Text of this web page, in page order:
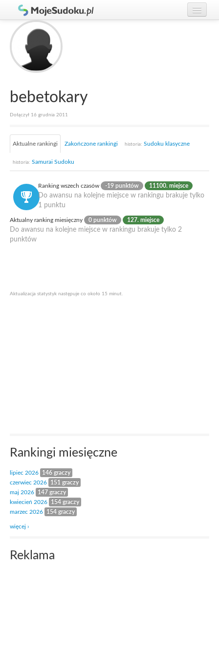
Graj w Sudoku!
Zasady Sudoku
Rankingi
Gracze
bebetokary
Dołączył 16 grudnia 2011
Aktualne rankingi Zakończone rankingi historia: Sudoku klasyczne
historia: Samurai Sudoku
Ranking wszech czasów -19 punktów 11100. miejsce
Do awansu na kolejne miejsce w rankingu brakuje tylko
1 punktu
Aktualny ranking miesięczny 0 punktów 127. miejsce
Do awansu na kolejne miejsce w rankingu brakuje tylko 2
punktów
Aktualizacja statystyk następuje co około 15 minut.
Rankingi miesięczne
lipiec 2026
146 graczy
czerwiec 2026
151 graczy
maj 2026
147 graczy
kwiecień 2026
154 graczy
marzec 2026
154 graczy
więcej ›
Reklama